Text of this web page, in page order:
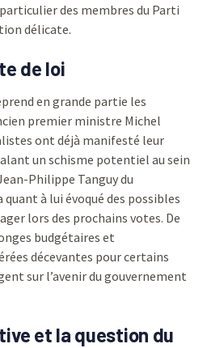
des membres du Parti
délicate.
de loi
en grande partie les
premier ministre Michel
ont déjà manifesté leur
un schisme potentiel au sein
Philippe Tanguy du
à lui évoqué des possibles
lors des prochains votes. De
budgétaires et
décevantes pour certains
sur l’avenir du gouvernement
et la question du